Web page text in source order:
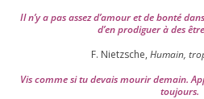
Il n’y a pas assez d’a­mour et de bon­té
d’en pro­di­guer à des
F. Nietzsche, Humain,
Vis comme si tu devais mou­rir demain.
toujours.